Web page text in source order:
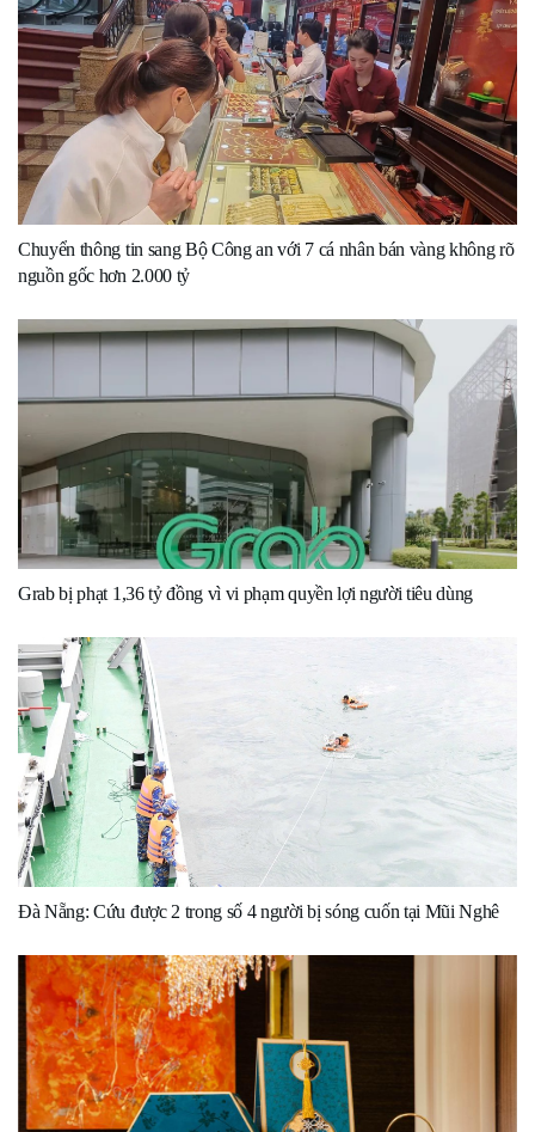
Chuyển thông tin sang Bộ Công an với 7 cá nhân bán vàng không rõ
nguồn gốc hơn 2.000 tỷ
Grab bị phạt 1,36 tỷ đồng vì vi phạm quyền lợi người tiêu dùng
Đà Nẵng: Cứu được 2 trong số 4 người bị sóng cuốn tại Mũi Nghê